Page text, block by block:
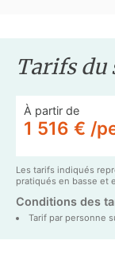
Tarifs du
À partir de
1 516 € /
Les tarifs indiqués
pratiqués en basse et
Conditions des
Tarif par personne